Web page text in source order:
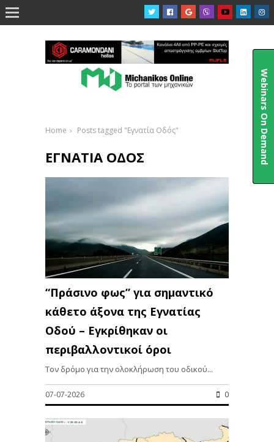

Home Posts tagged "Εγνατία Οδός"
ΕΓΝΑΤΊΑ ΟΔΌΣ
“Πράσινο φως” για σημαντικό
κάθετο άξονα της Εγνατίας
Οδού – Εγκρίθηκαν οι
περιβαλλοντικοί όροι
Τον δρόμο για την ολοκλήρωση του οδικού...
07-07-2026 0
Webinars On Demand